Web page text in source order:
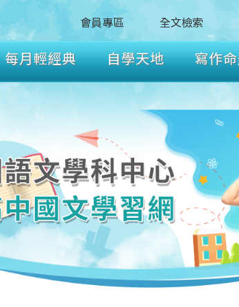
會員專區 全文檢索
每月輕經典 自學天地 寫作